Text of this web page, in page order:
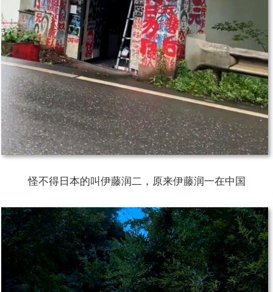
怪不得日本的叫伊藤润二，原来伊藤润一在中国